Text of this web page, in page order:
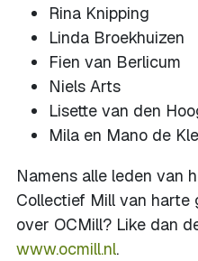
Rina Knipping
Linda Broekhuizen
Fien van Berlicum
Niels Arts
Lisette van den
Mila en Mano de
Namens alle leden van
Collectief Mill van harte
over OCMill? Like dan
www.ocmill.nl.